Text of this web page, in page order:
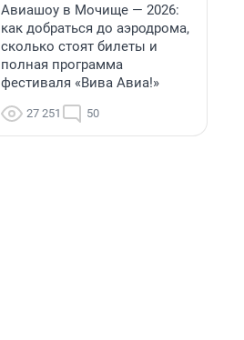
Авиашоу в Мочище — 2026:
как добраться до аэродрома,
сколько стоят билеты и
полная программа
фестиваля «Вива Авиа!»
27 251 50